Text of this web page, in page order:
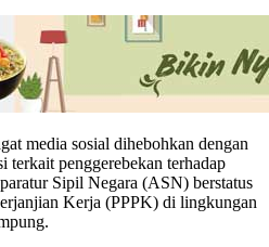
media sosial dihebohkan dengan
terkait penggerebekan terhadap
Sipil Negara (ASN) berstatus
Kerja (PPPK) di lingkungan